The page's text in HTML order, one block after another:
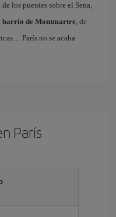
, de los puentes sobre el Sena,
barrio de Montmartre, de
París no se acaba
París